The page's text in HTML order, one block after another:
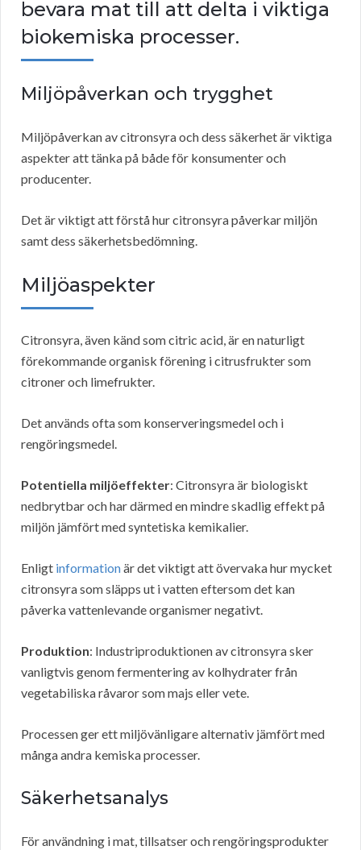
bevara mat till att delta i viktiga
biokemiska processer.
Miljöpåverkan och trygghet
Miljöpåverkan av citronsyra och dess säkerhet är viktiga
aspekter att tänka på både för konsumenter och
producenter.
Det är viktigt att förstå hur citronsyra påverkar miljön
samt dess säkerhetsbedömning.
Miljöaspekter
Citronsyra, även känd som citric acid, är en naturligt
förekommande organisk förening i citrusfrukter som
citroner och limefrukter.
Det används ofta som konserveringsmedel och i
rengöringsmedel.
Potentiella miljöeffekter: Citronsyra är biologiskt
nedbrytbar och har därmed en mindre skadlig effekt på
miljön jämfört med syntetiska kemikalier.
Enligt informationär det viktigt att övervaka hur mycket
citronsyra som släpps ut i vatten eftersom det kan
påverka vattenlevande organismer negativt.
Produktion: Industriproduktionen av citronsyra sker
vanligtvis genom fermentering av kolhydrater från
vegetabiliska råvaror som majs eller vete.
Processen ger ett miljövänligare alternativ jämfört med
många andra kemiska processer.
Säkerhetsanalys
För användning i mat, tillsatser och rengöringsprodukter